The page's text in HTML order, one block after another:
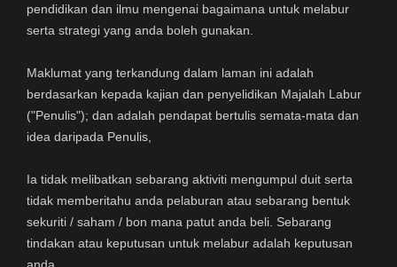
pendidikan dan ilmu mengenai bagaimana untuk melabur
serta strategi yang anda boleh gunakan.
Maklumat yang terkandung dalam laman ini adalah
berdasarkan kepada kajian dan penyelidikan Majalah Labur
("Penulis"); dan adalah pendapat bertulis semata-mata dan
idea daripada Penulis,
Ia tidak melibatkan sebarang aktiviti mengumpul duit serta
tidak memberitahu anda pelaburan atau sebarang bentuk
sekuriti / saham / bon mana patut anda beli. Sebarang
tindakan atau keputusan untuk melabur adalah keputusan